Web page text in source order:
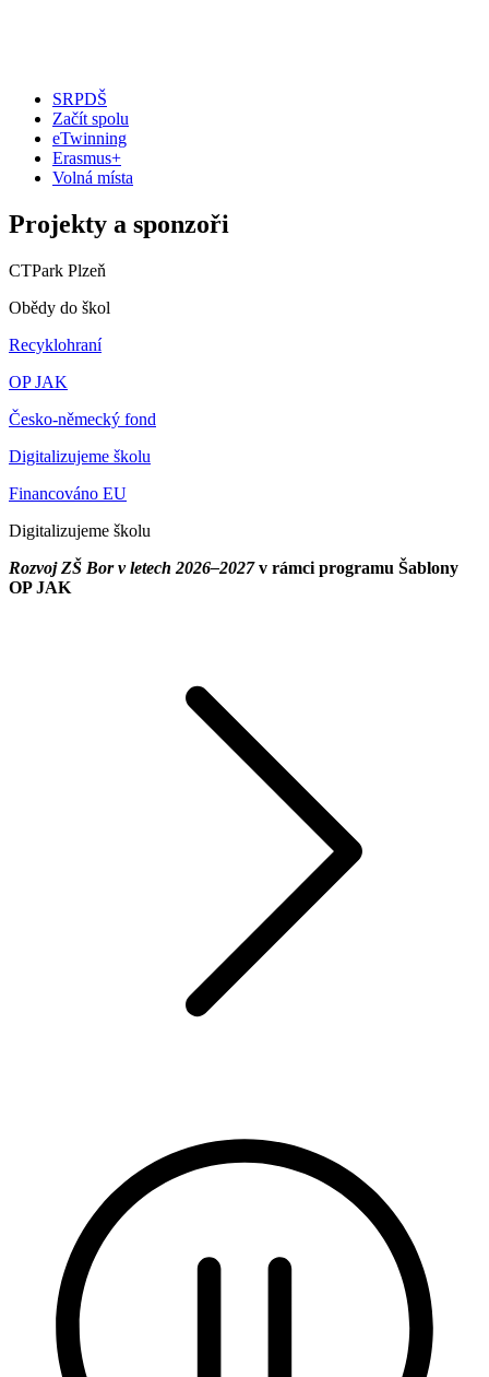
SRPDŠ
Začít spolu
eTwinning
Erasmus+
Volná místa
Projekty a sponzoři
CTPark Plzeň
Obědy do škol
Recyklohraní
OP JAK
Česko-německý fond
Digitalizujeme školu
Financováno EU
Digitalizujeme školu
Rozvoj ZŠ Bor v letech 2026–2027v rámci programu Šablony
OP JAK